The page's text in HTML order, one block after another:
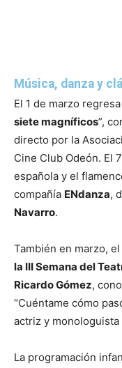
Música, danza y
El 1 de marzo
siete magníficos”,
directo por la
Cine Club Odeón. El
española y el
compañía ENdanza,
Navarro.
También en marzo,
la III Semana del
Ricardo Gómez,
“Cuéntame cómo
actriz y monologuista
La programación